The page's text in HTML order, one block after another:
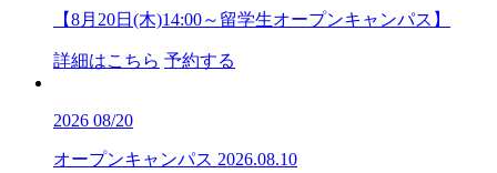
【8月20日(木)14:00～留学生オープンキャンパス】
詳細はこちら 予約する
2026 08/20
オープンキャンパス 2026.08.10